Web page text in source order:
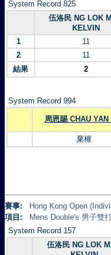
System Record 825
伍洛民 NG LOK
KELVIN
1 11
2
11
結果
2
System Record 994
周恩賜 CHAU YAN
棄權
賽事:
Hong Kong Open
項目:
Mens Double's 男子雙
System Record 157
伍洛民 NG LOK